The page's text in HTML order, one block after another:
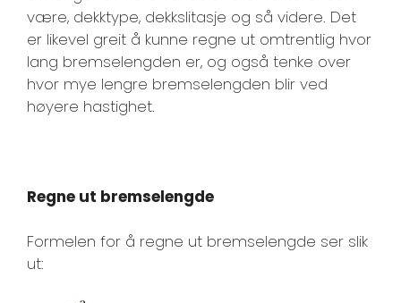
være, dekktype, dekkslitasje og så videre. Det
er likevel greit å kunne regne ut omtrentlig hvor
lang bremselengden er, og også tenke over
hvor mye lengre bremselengden blir ved
høyere hastighet.
Regne ut bremselengde
Formelen for å regne ut bremselengde ser slik
ut: